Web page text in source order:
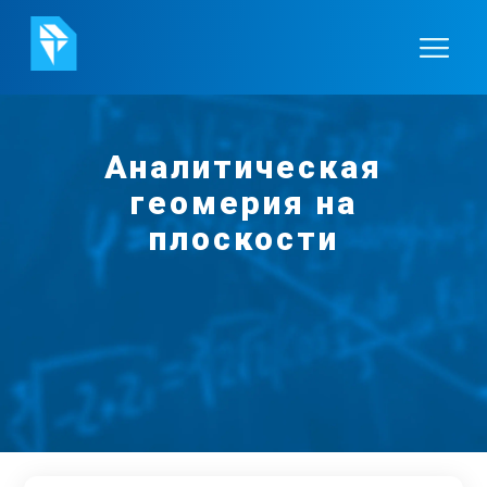
Аналитическая
геомерия на
плоскости